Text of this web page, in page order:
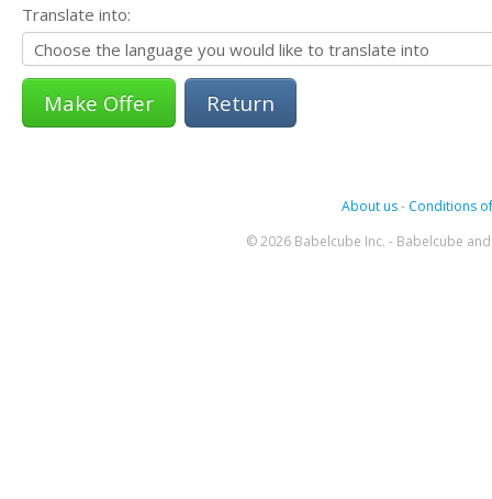
Translate into:
Return
About us- Conditions
© 2026 Babelcube Inc. - Babelcube